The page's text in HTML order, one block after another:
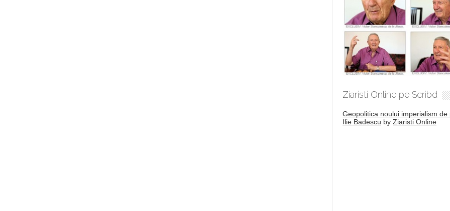
Ziaristi Online pe Scribd
Geopolitica noului imperialism de
Ilie Badescu by Ziaristi Online